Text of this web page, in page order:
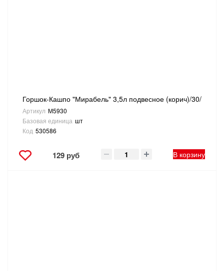
Горшок-Кашпо "Мирабель" 3,5л подвесное (корич)/30/
Артикул М5930
Базовая единица шт
Код 530586
129 руб В корзину